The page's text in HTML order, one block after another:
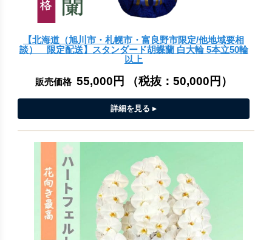
【北海道（旭川市・札幌市・富良野市限定/他地域要相
談） 限定配送】スタンダード胡蝶蘭 白大輪 5本立50輪
以上
販売価格 55,000円 （税抜： 50,000円 ）